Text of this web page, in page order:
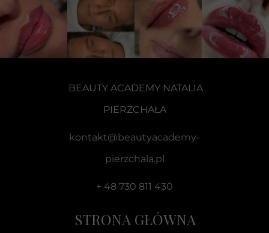
STRONA GŁÓWNA
BEAUTY ACADEMY NATALIA
PIERZCHAŁA
kontakt@beautyacademy-
pierzchala.pl
+ 48 730 811 430